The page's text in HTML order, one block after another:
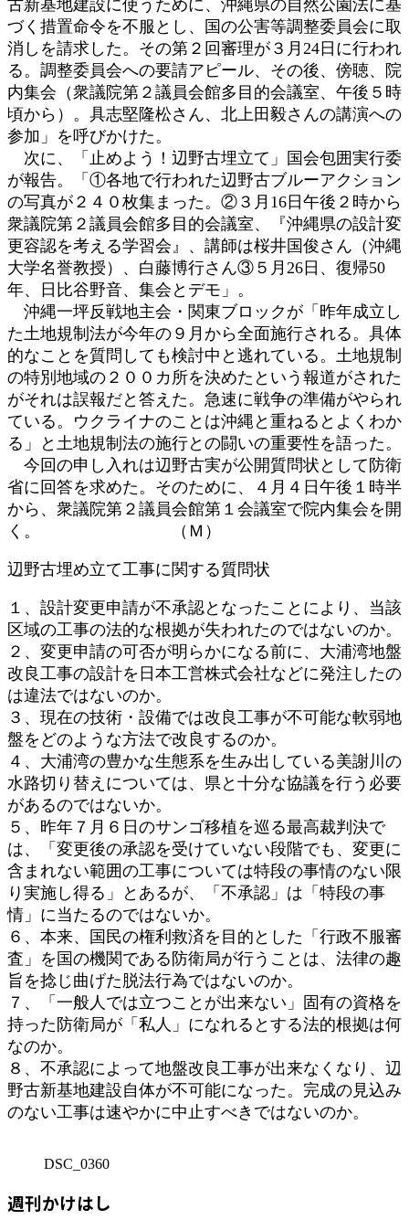
古新基地建設に使うために、沖縄県の自然公園法に基
づく措置命令を不服とし、国の公害等調整委員会に取
消しを請求した。その第２回審理が３月24日に行われ
る。調整委員会への要請アピール、その後、傍聴、院
内集会（衆議院第２議員会館多目的会議室、午後５時
頃から）。具志堅隆松さん、北上田毅さんの講演への
参加」を呼びかけた。
次に、「止めよう！辺野古埋立て」国会包囲実行委
が報告。「①各地で行われた辺野古ブルーアクション
の写真が２４０枚集まった。②３月16日午後２時から
衆議院第２議員会館多目的会議室、『沖縄県の設計変
更容認を考える学習会』、講師は桜井国俊さん（沖縄
大学名誉教授）、白藤博行さん③５月26日、復帰50
年、日比谷野音、集会とデモ」。
沖縄一坪反戦地主会・関東ブロックが「昨年成立し
た土地規制法が今年の９月から全面施行される。具体
的なことを質問しても検討中と逃れている。土地規制
の特別地域の２００カ所を決めたという報道がされた
がそれは誤報だと答えた。急速に戦争の準備がやられ
ている。ウクライナのことは沖縄と重ねるとよくわか
る」と土地規制法の施行との闘いの重要性を語った。
今回の申し入れは辺野古実が公開質問状として防衛
省に回答を求めた。そのために、４月４日午後１時半
から、衆議院第２議員会館第１会議室で院内集会を開
く。 （Ｍ）
辺野古埋め立て工事に関する質問状
１、設計変更申請が不承認となったことにより、当該
区域の工事の法的な根拠が失われたのではないのか。
２、変更申請の可否が明らかになる前に、大浦湾地盤
改良工事の設計を日本工営株式会社などに発注したの
は違法ではないのか。
３、現在の技術・設備では改良工事が不可能な軟弱地
盤をどのような方法で改良するのか。
４、大浦湾の豊かな生態系を生み出している美謝川の
水路切り替えについては、県と十分な協議を行う必要
があるのではないか。
５、昨年７月６日のサンゴ移植を巡る最高裁判決で
は、「変更後の承認を受けていない段階でも、変更に
含まれない範囲の工事については特段の事情のない限
り実施し得る」とあるが、「不承認」は「特段の事
情」に当たるのではないか。
６、本来、国民の権利救済を目的とした「行政不服審
査」を国の機関である防衛局が行うことは、法律の趣
旨を捻じ曲げた脱法行為ではないのか。
７、「一般人では立つことが出来ない」固有の資格を
持った防衛局が「私人」になれるとする法的根拠は何
なのか。
８、不承認によって地盤改良工事が出来なくなり、辺
野古新基地建設自体が不可能になった。完成の見込み
のない工事は速やかに中止すべきではないのか。
DSC_0360
週刊かけはし